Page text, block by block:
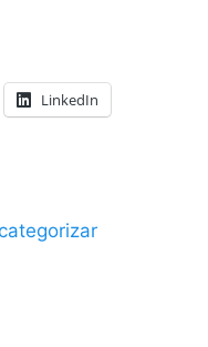
LinkedIn